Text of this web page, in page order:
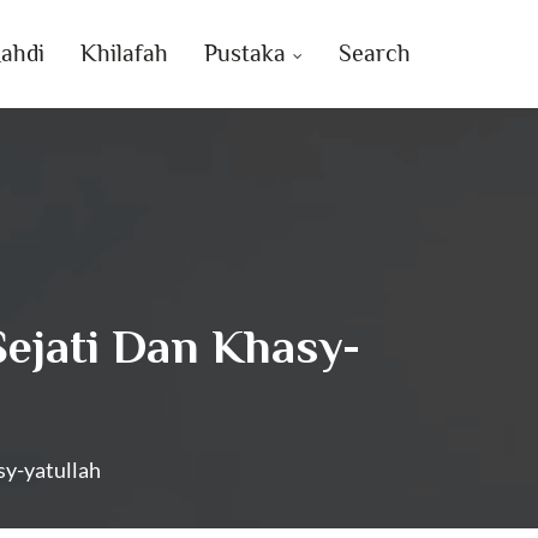
Khilafah Pustaka Search
Dan Khasy-
yatullah